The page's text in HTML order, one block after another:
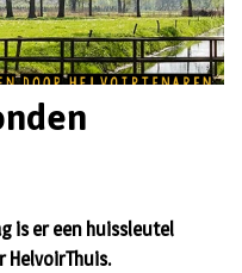
is er een huissleutel
HelvoirThuis.